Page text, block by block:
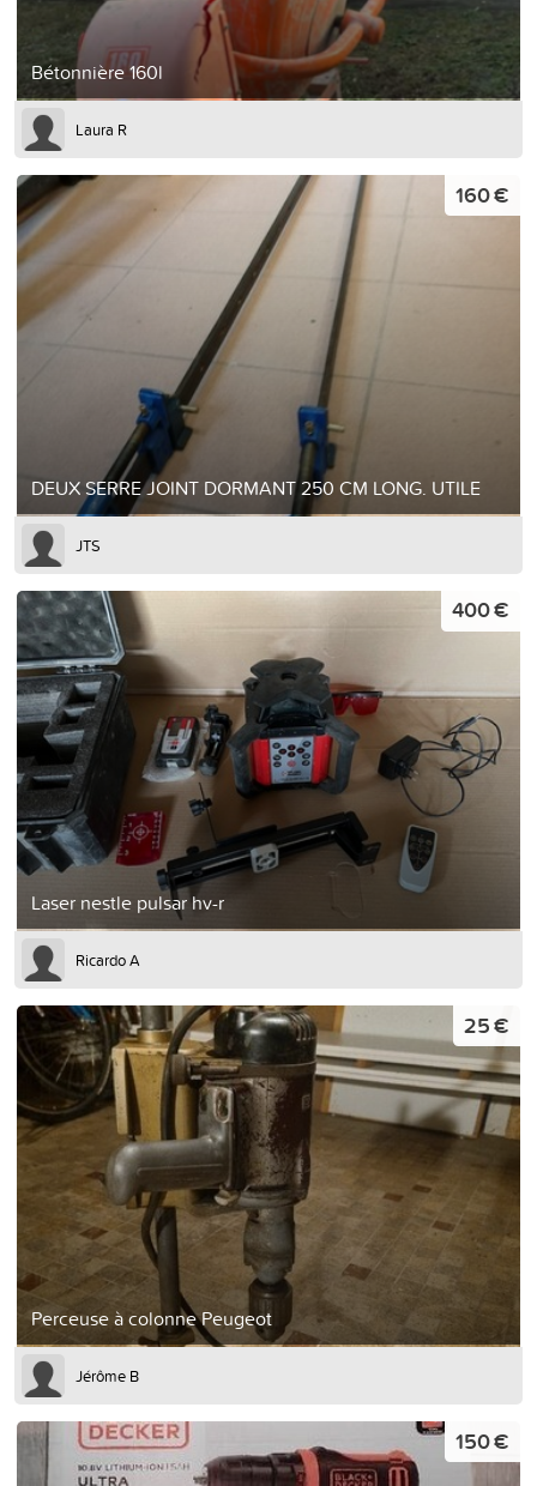
Bétonnière 160l
Laura R
DEUX SERRE JOINT DORMANT 250 CM LONG. UTILE
160 €
JTS
Laser nestle pulsar hv-r
400 €
Ricardo A
Perceuse à colonne Peugeot
25 €
Jérôme B
150 €